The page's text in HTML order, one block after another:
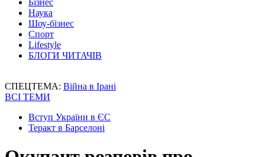
Бізнес
Наука
Шоу-бізнес
Спорт
Lifestyle
БЛОГИ ЧИТАЧІВ
СПЕЦТЕМА: Війна в Ірані
ВСІ ТЕМИ
Вступ України в ЄС
Теракт в Барселоні